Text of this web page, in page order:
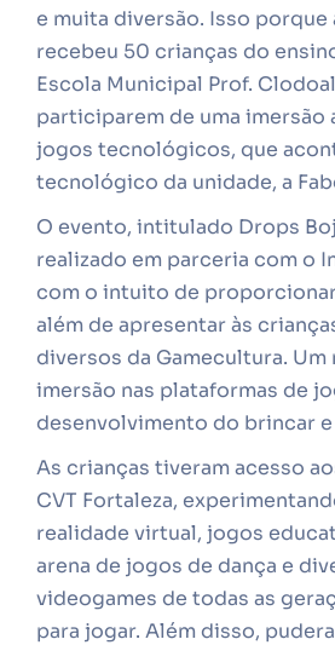
e muita diversão. Isso porque
recebeu 50 crianças do
Escola Municipal Prof.
participarem de uma imersão
jogos tecnológicos, que
tecnológico da unidade, a
O evento, intitulado Drops
realizado em parceria com o
com o intuito de
além de apresentar às
diversos da Gamecultura. Um
imersão nas plataformas de
desenvolvimento do brincar e
As crianças tiveram acesso
CVT Fortaleza,
realidade virtual, jogos
arena de jogos de dança e
videogames de todas as
para jogar. Além disso,